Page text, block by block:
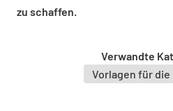
zu schaffen.
Verwandte
Vorlagen für
JA
Abzeichnung des